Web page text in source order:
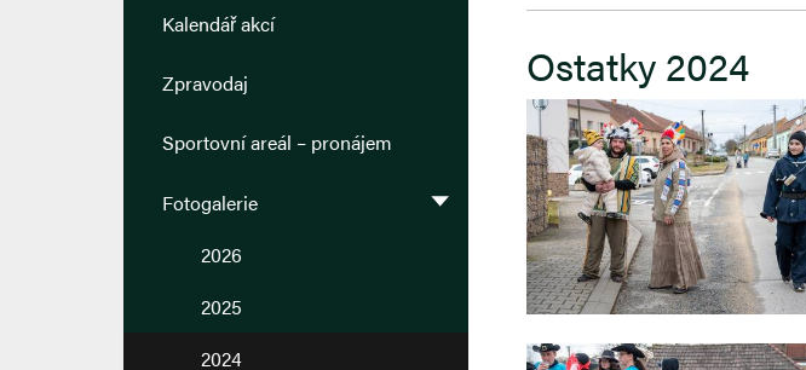
Ostatky 2024
Kalendář akcí
Zpravodaj
Sportovní areál – pronájem
Fotogalerie
2026
2025
2024